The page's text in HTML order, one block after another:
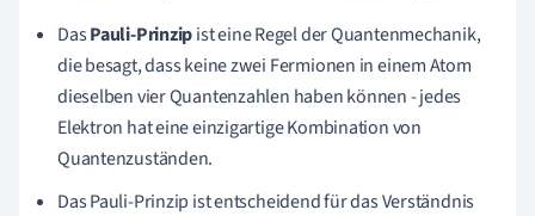
DasPauli-Prinzipist eine Regel der Quantenmechanik,
die besagt, dass keine zwei Fermionen in einem Atom
dieselben vier Quantenzahlen haben können - jedes
Elektron hat eine einzigartige Kombination von
Quantenzuständen.
Das Pauli-Prinzip ist entscheidend für das Verständnis